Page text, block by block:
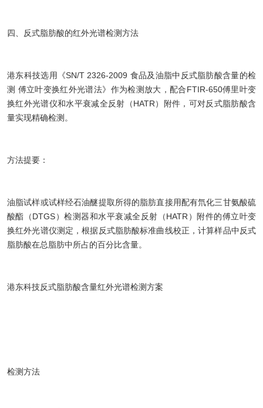
四、反式脂肪酸的红外光谱检测方法
港东科技选用《SN/T 2326-2009 食品及油脂中反式脂肪酸含量的检
测 傅立叶变换红外光谱法》作为检测放大，配合FTIR-650傅里叶变
换红外光谱仪和水平衰减全反射（HATR）附件，可对反式脂肪酸含
量实现精确检测。
方法提要：
油脂试样或试样经石油醚提取所得的脂肪直接用配有氘化三甘氨酸硫
酸酯（DTGS）检测器和水平衰减全反射（HATR）附件的傅立叶变
换红外光谱仪测定，根据反式脂肪酸标准曲线校正，计算样品中反式
脂肪酸在总脂肪中所占的百分比含量。
港东科技反式脂肪酸含量红外光谱检测方案
检测方法